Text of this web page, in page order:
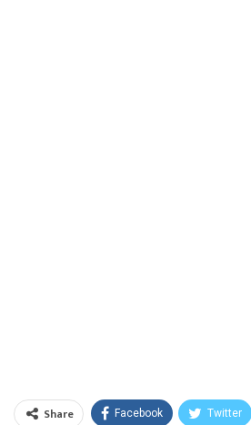
Share Facebook Twitter